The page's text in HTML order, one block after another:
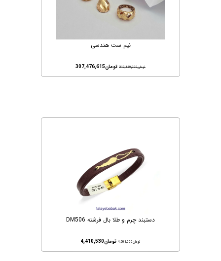
نیم ست هندسی
تومان312,159,000 تومان307,476,615
دستبند چرم و طلا بال فرشته DM506
تومان4,501,000 تومان4,410,530